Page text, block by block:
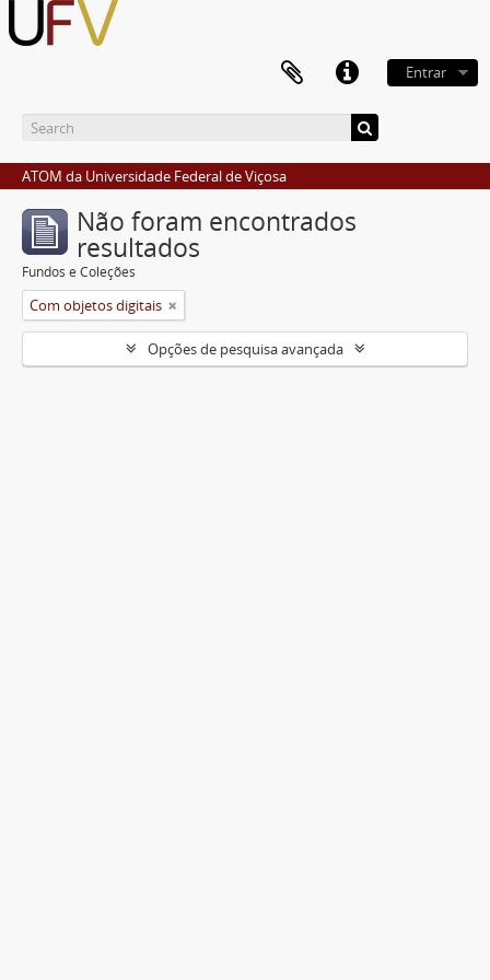
Entrar
ATOM da Universidade Federal de Viçosa
Não foram encontrados
resultados
Fundos e Coleções
Com objetos digitais
Opções de pesquisa avançada